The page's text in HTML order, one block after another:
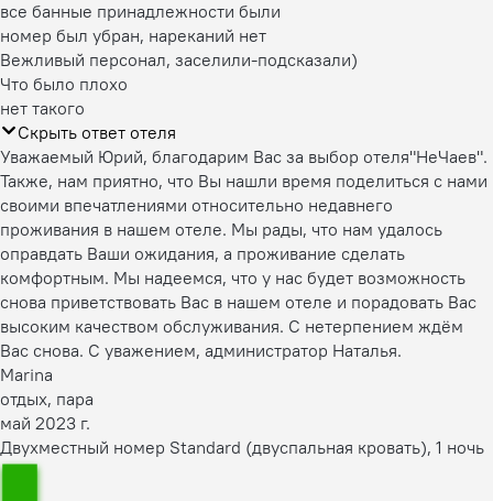
все банные принадлежности были
номер был убран, нареканий нет
Вежливый персонал, заселили-подсказали)
Что было плохо
нет такого
Скрыть ответ отеля
Уважаемый Юрий, благодарим Вас за выбор отеля"НеЧаев".
Также, нам приятно, что Вы нашли время поделиться с нами
своими впечатлениями относительно недавнего
проживания в нашем отеле. Мы рады, что нам удалось
оправдать Ваши ожидания, а проживание сделать
комфортным. Мы надеемся, что у нас будет возможность
снова приветствовать Вас в нашем отеле и порадовать Вас
высоким качеством обслуживания. С нетерпением ждём
Вас снова. С уважением, администратор Наталья.
Marina
отдых, пара
май 2023 г.
Двухместный номер Standard (двуспальная кровать), 1 ночь